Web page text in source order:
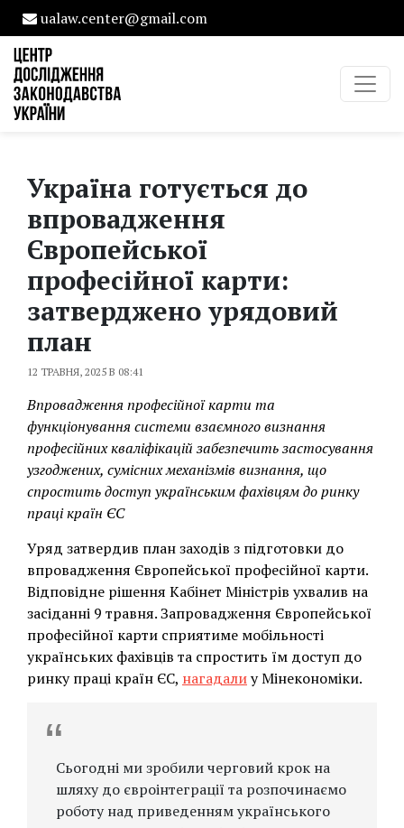
ualaw.center@gmail.com
Україна готується до
впровадження
Європейської
професійної карти:
затверджено урядовий
план
12 ТРАВНЯ, 2025 В 08:41
Впровадження професійної карти та
функціонування системи взаємного визнання
професійних кваліфікацій забезпечить застосування
узгоджених, сумісних механізмів визнання, що
спростить доступ українським фахівцям до ринку
праці країн ЄС
Уряд затвердив план заходів з підготовки до
впровадження Європейської професійної карти.
Відповідне рішення Кабінет Міністрів ухвалив на
засіданні 9 травня. Запровадження Європейської
професійної карти сприятиме мобільності
українських фахівців та спростить їм доступ до
ринку праці країн ЄС, нагадалиу Мінекономіки.
Сьогодні ми зробили черговий крок на
шляху до євроінтеграції та розпочинаємо
роботу над приведенням українського